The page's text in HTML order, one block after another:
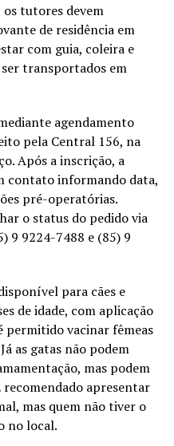
tutores devem
de residência em
com guia, coleira e
transportados em
agendamento
pela Central 156, na
Após a inscrição, a
contato informando data,
pré-operatórias.
o status do pedido via
9 9224-7488 e (85) 9
para cães e
de idade, com aplicação
permitido vacinar fêmeas
as gatas não podem
mas podem
recomendado apresentar
mas quem não tiver o
no local.